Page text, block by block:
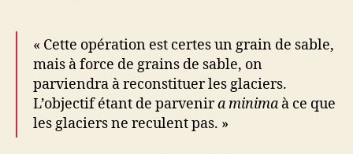
« Cette opération est certes un grain de sable,
mais à force de grains de sable, on
parviendra à reconstituer les glaciers.
L’objectif étant de parvenira minima à ce que
les glaciers ne reculent pas. »